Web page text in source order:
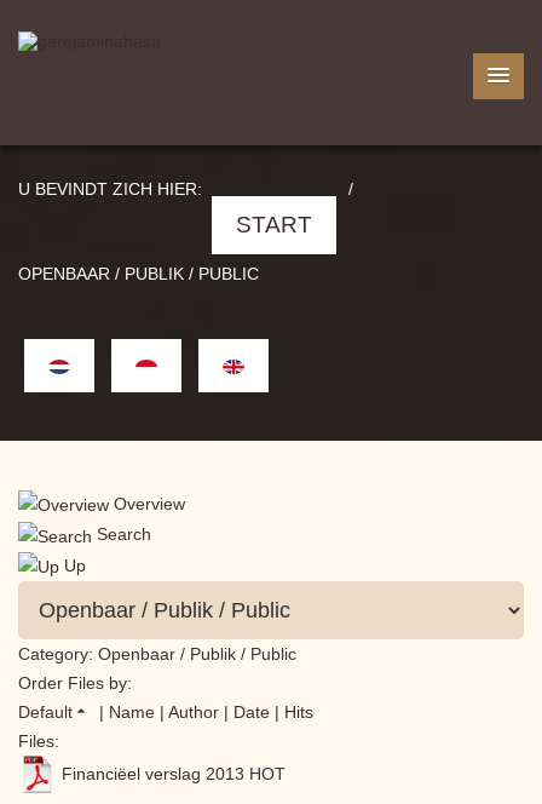
U BEVINDT ZICH HIER:
START
/
OPENBAAR / PUBLIK / PUBLIC
Overview
Search
Up
Category: Openbaar / Publik / Public
Order Files by:
Default
| Name| Author| Date| Hits
Files:
Financiëel verslag 2013 HOT